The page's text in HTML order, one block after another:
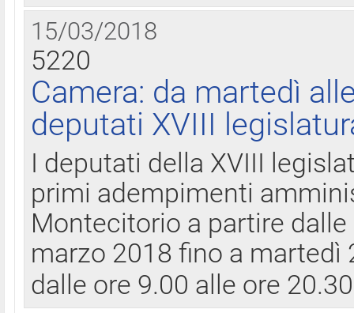
15/03/2018
5220
Camera: da martedì
deputati XVIII
I deputati della XVIII
primi adempimenti
Montecitorio a partire
marzo 2018 fino a
dalle ore 9.00 alle ore